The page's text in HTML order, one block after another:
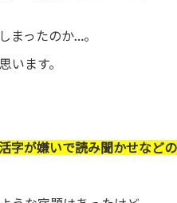
まったのか…。
います。
字が嫌いで読み聞かせなど